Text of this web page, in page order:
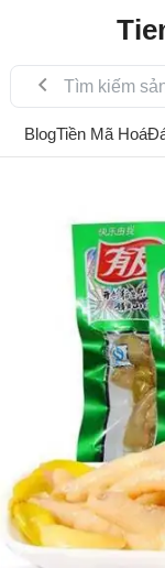
BlogTiền Mã Hoá